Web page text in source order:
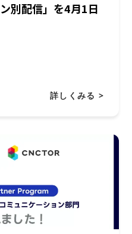
別配信」を4月1日
詳しくみる >